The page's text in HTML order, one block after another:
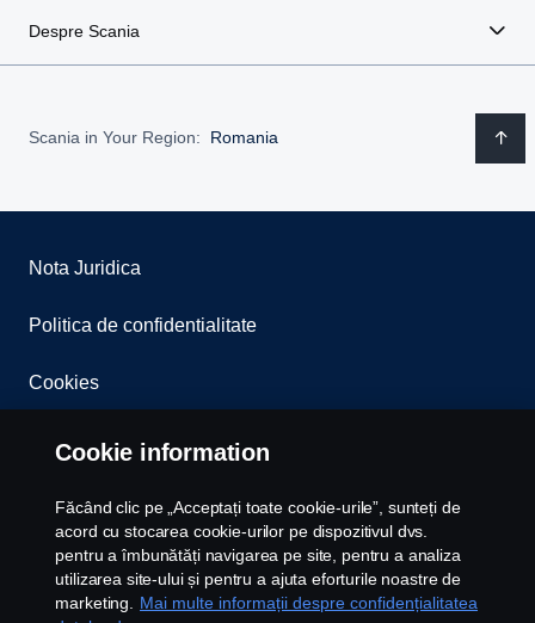
Despre Scania
Scania in Your Region: Romania
Nota Juridica
Politica de confidentialitate
Cookies
Whistleblowing
Contact
Newsletter
Setari Cookie
Cookie information
Făcând clic pe „Acceptați toate cookie-urile”, sunteți de
acord cu stocarea cookie-urilor pe dispozitivul dvs.
pentru a îmbunătăți navigarea pe site, pentru a analiza
utilizarea site-ului și pentru a ajuta eforturile noastre de
marketing.
Mai multe informații despre confidențialitatea